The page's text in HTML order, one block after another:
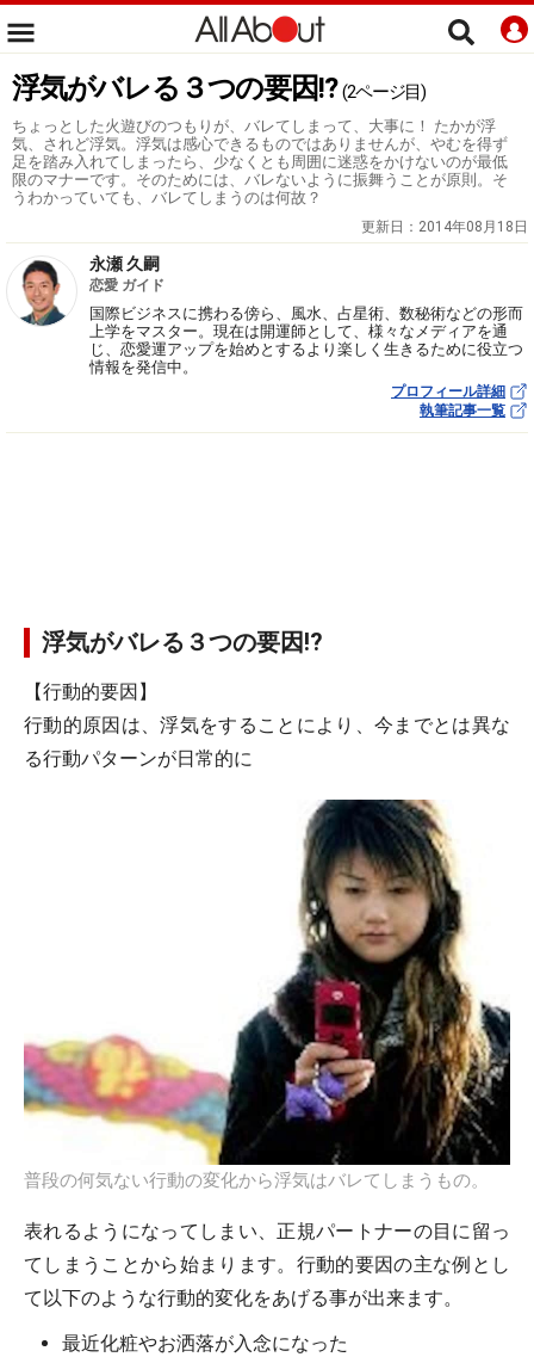
浮気がバレる３つの要因!? (2ページ目)
ちょっとした火遊びのつもりが、バレてしまって、大事に！ たかが浮
気、されど浮気。浮気は感心できるものではありませんが、やむを得ず
足を踏み入れてしまったら、少なくとも周囲に迷惑をかけないのが最低
限のマナーです。そのためには、バレないように振舞うことが原則。そ
うわかっていても、バレてしまうのは何故？
更新日： 2014年08月18日
永瀬 久嗣
恋愛 ガイド
国際ビジネスに携わる傍ら、風水、占星術、数秘術などの形而
上学をマスター。現在は開運師として、様々なメディアを通
じ、恋愛運アップを始めとするより楽しく生きるために役立つ
情報を発信中。
プロフィール詳細
執筆記事一覧
浮気がバレる３つの要因!?
【行動的要因】
行動的原因は、浮気をすることにより、今までとは異な
る行動パターンが日常的に
普段の何気ない行動の変化から浮気はバレてしまうもの。
表れるようになってしまい、正規パートナーの目に留っ
てしまうことから始まります。行動的要因の主な例とし
て以下のような行動的変化をあげる事が出来ます。
最近化粧やお洒落が入念になった